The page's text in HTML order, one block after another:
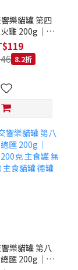
樂貓罐 第四
雞 200g｜
200克 主食罐
主食貓罐 德
罐 8.2折
樂貓罐 第八
匯 200g｜